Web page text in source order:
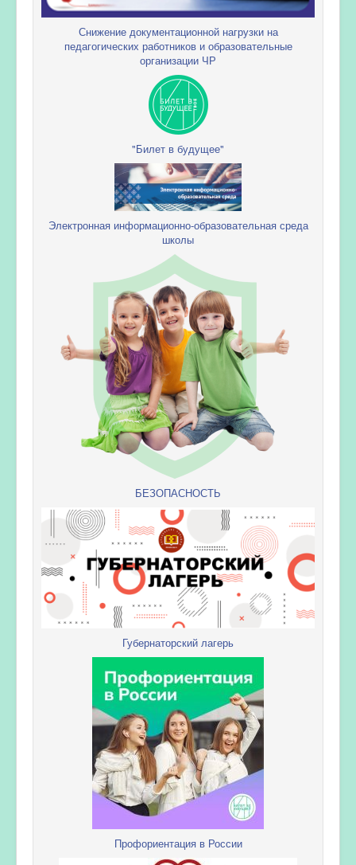
Снижение документационной нагрузки на
педагогических работников и образовательные
организации ЧР
"Билет в будущее"
Электронная информационно-образовательная среда
школы
БЕЗОПАСНОСТЬ
Губернаторский лагерь
Профориентация в России